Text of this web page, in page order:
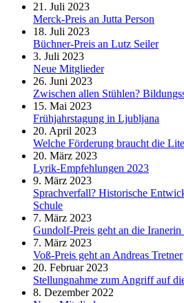
21. Juli 2023
Merck-Preis an Jutta Person
18. Juli 2023
Büchner-Preis an Lutz Seiler
3. Juli 2023
Neue Mitglieder
26. Juni 2023
Zwischen allen Stühlen?
15. Mai 2023
Frühjahrstagung in Ljubljana
20. April 2023
Welche Förderung braucht die
20. März 2023
Lyrik-Empfehlungen 2023
9. März 2023
Sprachverfall? Historische
Schule
7. März 2023
Gundolf-Preis geht an die
7. März 2023
Voß-Preis geht an Andreas Tretner
20. Februar 2023
Stellungnahme zum Angriff auf
8. Dezember 2022